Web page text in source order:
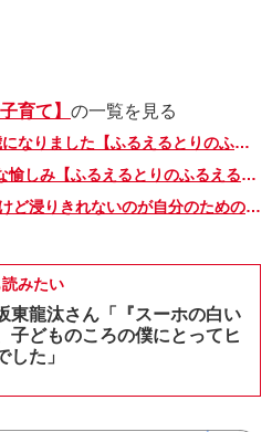
育て】 の一覧を見る
次女、1歳になりました【ふるえるとりのふるえる子育て・25】
母の密かな愉しみ【ふるえるとりのふるえる子育て・23】
至福！ だけど浸りきれないのが自分のためのスキマ時間【ふるえるとりのふるえる子育て・42】
みたい
東龍汰さん「『スーホの白い
子どものころの僕にとってヒ
した」